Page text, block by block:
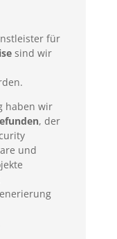
für
sind wir
haben wir
, der
und